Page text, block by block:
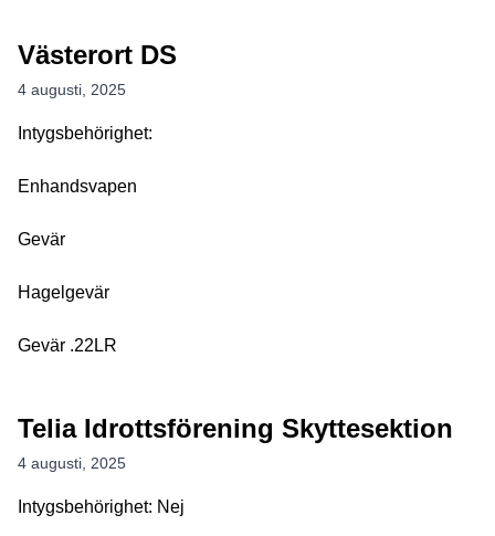
Västerort DS
4 augusti, 2025
Intygsbehörighet:
Enhandsvapen
Gevär
Hagelgevär
Gevär .22LR
Telia Idrottsförening Skyttesektion
4 augusti, 2025
Intygsbehörighet: Nej